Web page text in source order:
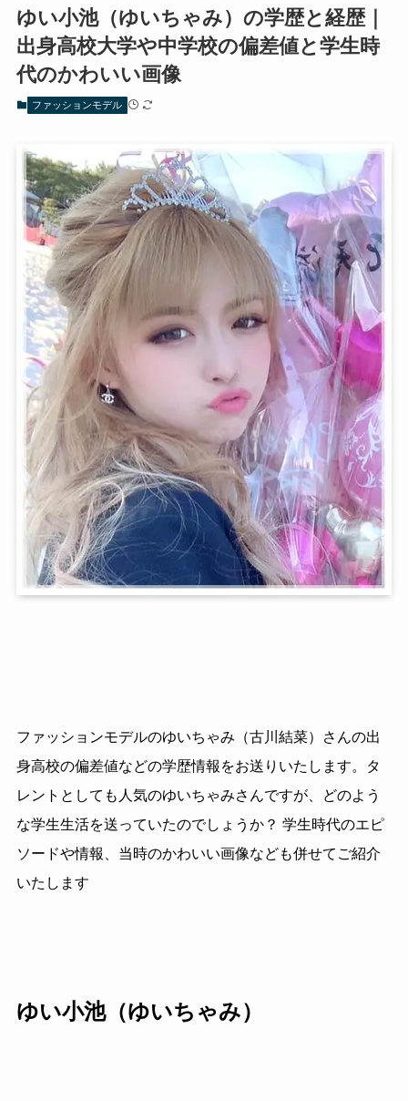
ゆい小池（ゆいちゃみ）の学歴と経歴｜
出身高校大学や中学校の偏差値と学生時
代のかわいい画像
ファッションモデル
ファッションモデルのゆいちゃみ（古川結菜）さんの出
身高校の偏差値などの学歴情報をお送りいたします。タ
レントとしても人気のゆいちゃみさんですが、どのよう
な学生生活を送っていたのでしょうか？ 学生時代のエピ
ソードや情報、当時のかわいい画像なども併せてご紹介
いたします
ゆい小池（ゆいちゃみ）